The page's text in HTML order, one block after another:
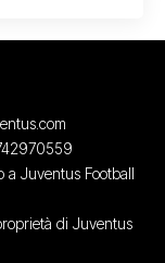
a Juventus Football
di Juventus